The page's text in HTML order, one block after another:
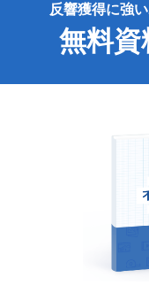
反響獲得に強
無料